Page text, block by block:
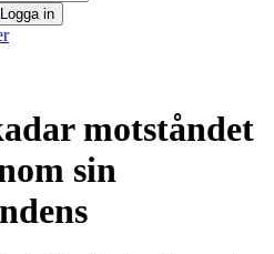
motståndet
sin